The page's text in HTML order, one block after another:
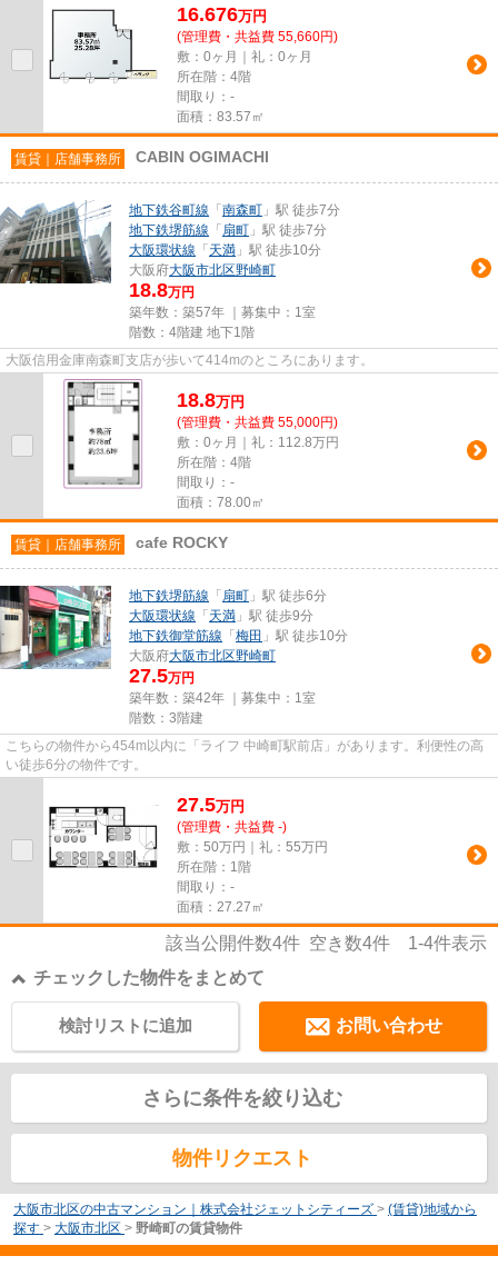
16.676万円
(管理費・共益費 55,660円)
敷：0ヶ月｜礼：0ヶ月
所在階：4階
間取り：-
面積：83.57㎡
賃貸｜店舗事務所 CABIN OGIMACHI
地下鉄谷町線 「 南森町 」駅 徒歩7分
地下鉄堺筋線 「 扇町 」駅 徒歩7分
大阪環状線 「 天満 」駅 徒歩10分
大阪府大阪市北区野崎町
18.8万円
築年数：築57年 ｜募集中： 1室
階数：4階建 地下1階
大阪信用金庫南森町支店が歩いて414mのところにあります。
18.8万円
(管理費・共益費 55,000円)
敷：0ヶ月｜礼：112.8万円
所在階：4階
間取り：-
面積：78.00㎡
賃貸｜店舗事務所 cafe ROCKY
地下鉄堺筋線 「 扇町 」駅 徒歩6分
大阪環状線 「 天満 」駅 徒歩9分
地下鉄御堂筋線 「 梅田 」駅 徒歩10分
大阪府大阪市北区野崎町
27.5万円
築年数：築42年 ｜募集中： 1室
階数：3階建
こちらの物件から454m以内に「ライフ 中崎町駅前店」があります。利便性の高
い徒歩6分の物件です。
27.5万円
(管理費・共益費 -)
敷：50万円｜礼：55万円
所在階：1階
間取り：-
面積：27.27㎡
該当公開件数4件 空き数4件 1-4件表示
チェックした物件をまとめて
お問い合わせ
検討リストに追加
さらに条件を絞り込む
物件リクエスト
大阪市北区の中古マンション｜株式会社ジェットシティーズ > (賃貸)地域から
探す > 大阪市北区 > 野崎町の賃貸物件